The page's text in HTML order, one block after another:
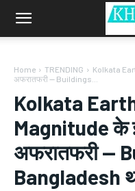
Home TRENDING
Kolkata
अफरातफरी — Buildings...
Kolkata
Magnitude के
अफरातफरी —
Bangladesh